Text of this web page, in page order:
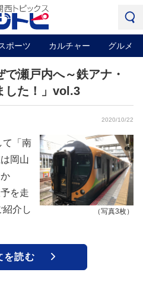
ポーツ カルチャー グルメ
瀬戸内へ～鉄アナ・
した！」vol.3
2020/10/22
（写真3枚）
て「南
岡山
を走
紹介し
を読む